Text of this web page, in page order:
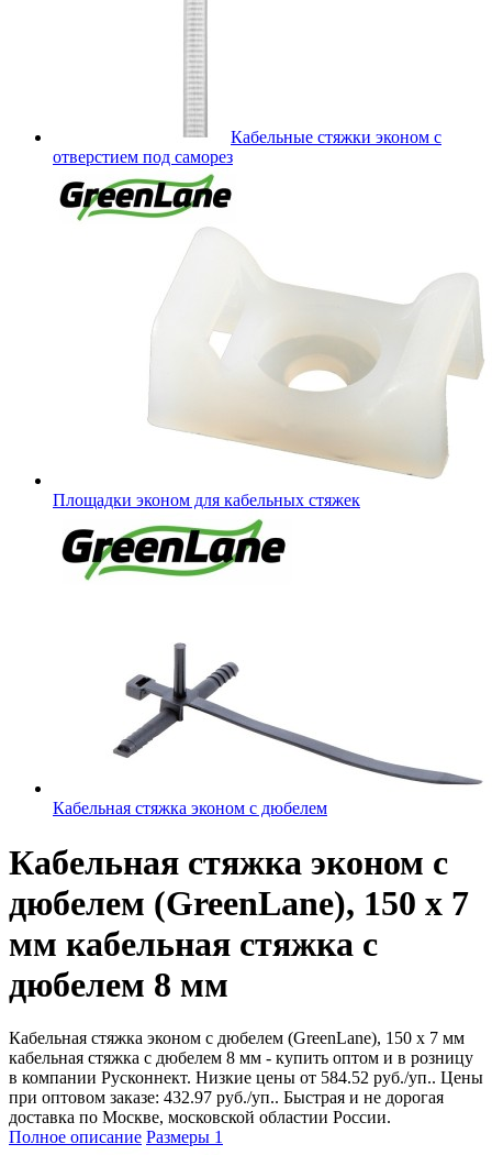
Кабельные стяжки эконом с
отверстием под саморез
Площадки эконом для кабельных стяжек
Кабельная стяжка эконом с дюбелем
Кабельная стяжка эконом с
дюбелем (GreenLane), 150 х 7
мм кабельная стяжка с
дюбелем 8 мм
Кабельная стяжка эконом с дюбелем (GreenLane), 150 х 7 мм
кабельная стяжка с дюбелем 8 мм - купить оптом и в розницу
в компании Русконнект. Низкие цены от 584.52 руб./уп.. Цены
при оптовом заказе: 432.97 руб./уп.. Быстрая и не дорогая
доставка по Москве, московской областии России.
Полное описание Размеры 1